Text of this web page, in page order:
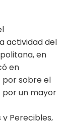
actividad del
en
en
sobre el
por un mayor
Perecibles,